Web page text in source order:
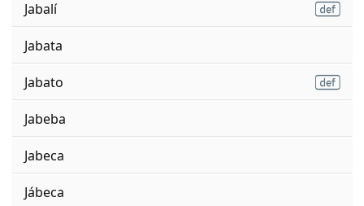
Jabalí
Jabata
Jabato
Jabeba
Jabeca
Jábeca